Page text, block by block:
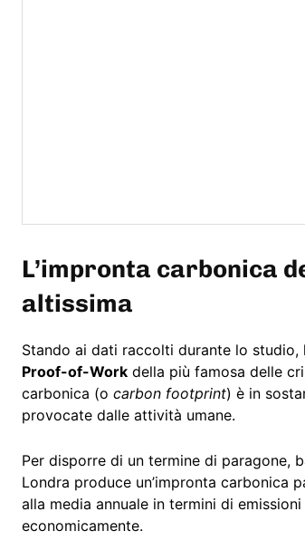
L’impronta carbonica
altissima
Stando ai dati raccolti durante lo studio,
Proof-of-Work della più famosa delle
carbonica (o carbon footprint) è in
provocate dalle attività umane.
Per disporre di un termine di paragone,
Londra produce un’impronta carbonica
alla media annuale in termini di
economicamente.